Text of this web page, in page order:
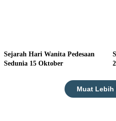
Sejarah Hari Wanita Pedesaan
Sedunia 15 Oktober
Muat Lebih